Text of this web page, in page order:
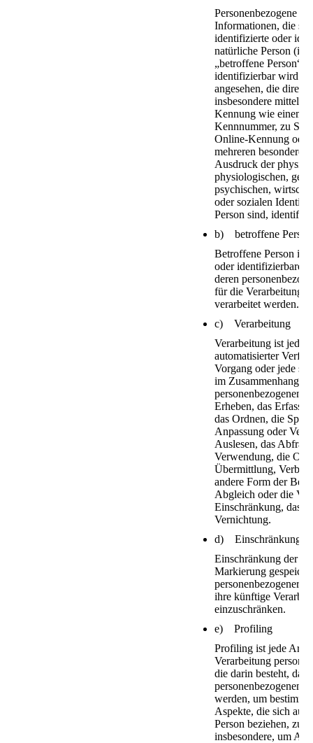
Personenbezogene
Informationen, die
identifizierte oder
natürliche Person (im
„betroffene Person“)
identifizierbar wird
angesehen, die direkt
insbesondere mittels
Kennung wie einem
Kennnummer, zu
Online-Kennung
mehreren
Ausdruck der
physiologischen,
psychischen,
oder sozialen
Person sind,
b) betroffene Person
Betroffene Person ist
oder identifizierbare
deren
für die Verarbeitung
verarbeitet werden.
c) Verarbeitung
Verarbeitung ist
automatisierter
Vorgang oder jede
im Zusammenhang
personenbezogenen
Erheben, das
das Ordnen, die
Anpassung oder
Auslesen, das
Verwendung, die
Übermittlung,
andere Form der
Abgleich oder die
Einschränkung, das
Vernichtung.
d) Einschränkung
Einschränkung der
Markierung
personenbezogener
ihre künftige
einzuschränken.
e) Profiling
Profiling ist jede Art
Verarbeitung
die darin besteht, dass
personenbezogenen
werden, um
Aspekte, die sich auf
Person beziehen, zu
insbesondere, um